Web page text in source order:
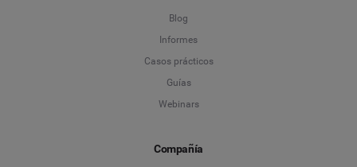
Blog
Informes
Casos prácticos
Guías
Webinars
Compañía